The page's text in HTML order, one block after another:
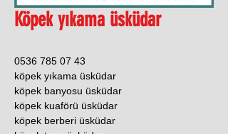
Köpek yıkama üsküdar
0536 785 07 43
köpek yıkama üsküdar
köpek banyosu üsküdar
köpek kuaförü üsküdar
köpek berberi üsküdar